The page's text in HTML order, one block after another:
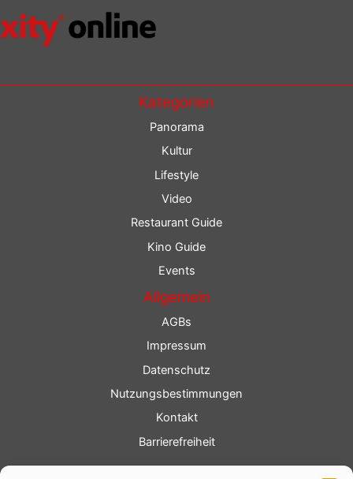
Kategorien
Panorama
Kultur
Lifestyle
Video
Restaurant Guide
Kino Guide
Events
Allgemein
AGBs
Impressum
Datenschutz
Nutzungsbestimmungen
Kontakt
Barrierefreiheit